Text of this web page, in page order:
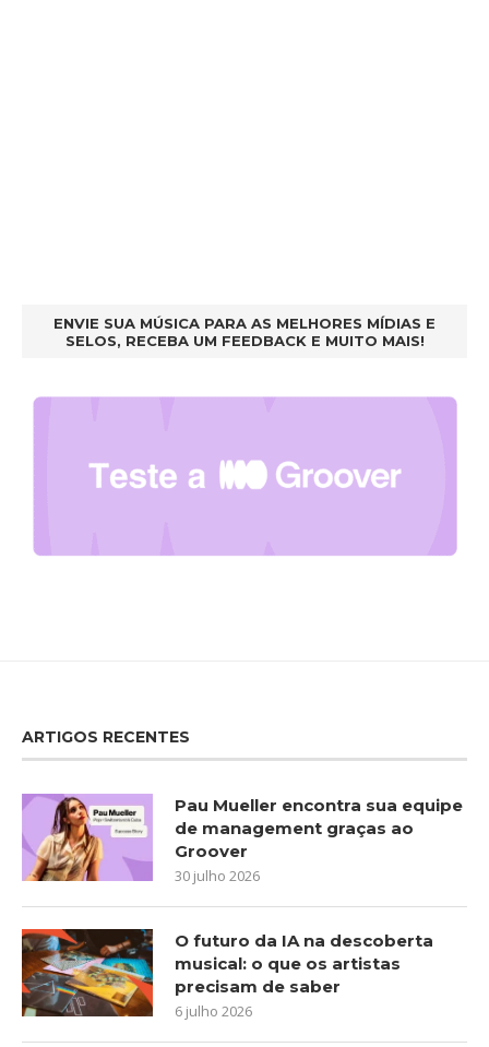
ENVIE SUA MÚSICA PARA AS MELHORES MÍDIAS E
SELOS, RECEBA UM FEEDBACK E MUITO MAIS!
ARTIGOS RECENTES
Pau Mueller encontra sua equipe
de management graças ao
Groover
30 julho 2026
O futuro da IA na descoberta
musical: o que os artistas
precisam de saber
6 julho 2026